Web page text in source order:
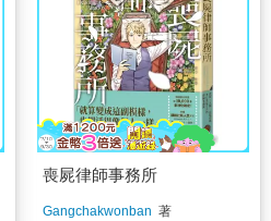
喪屍律師事務所
Gangchakwonban 著